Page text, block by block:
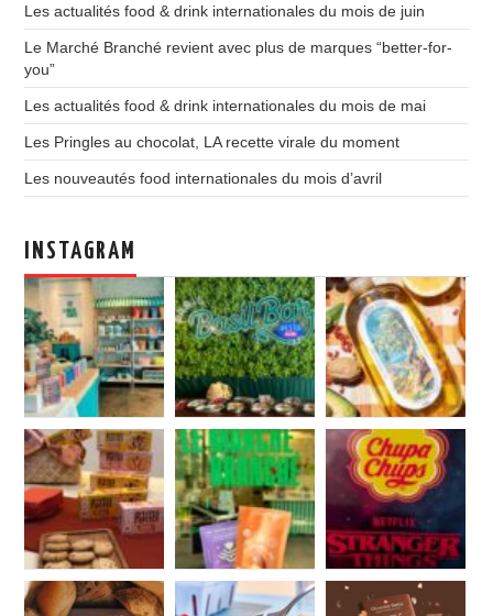
Les actualités food & drink internationales du mois de juin
Le Marché Branché revient avec plus de marques “better-for-
you”
Les actualités food & drink internationales du mois de mai
Les Pringles au chocolat, LA recette virale du moment
Les nouveautés food internationales du mois d’avril
INSTAGRAM